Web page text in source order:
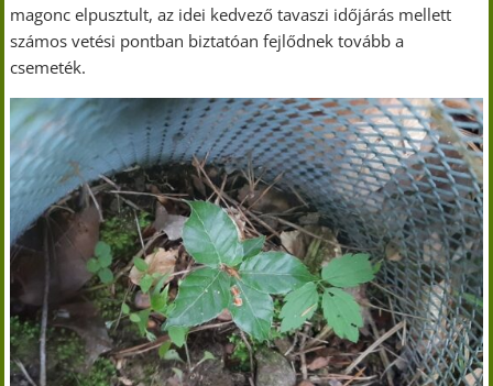
magonc elpusztult, az idei kedvező tavaszi időjárás mellett
számos vetési pontban biztatóan fejlődnek tovább a
csemeték.